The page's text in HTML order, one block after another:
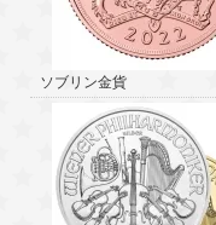
ソブリン金貨